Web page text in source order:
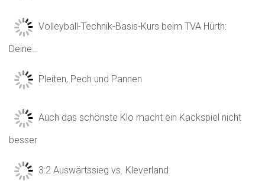
Volleyball-Technik-Basis-Kurs beim TVA Hürth:
Deine…
Pleiten, Pech und Pannen
Auch das schönste Klo macht ein Kackspiel nicht
besser
3:2 Auswärtssieg vs. Kleverland